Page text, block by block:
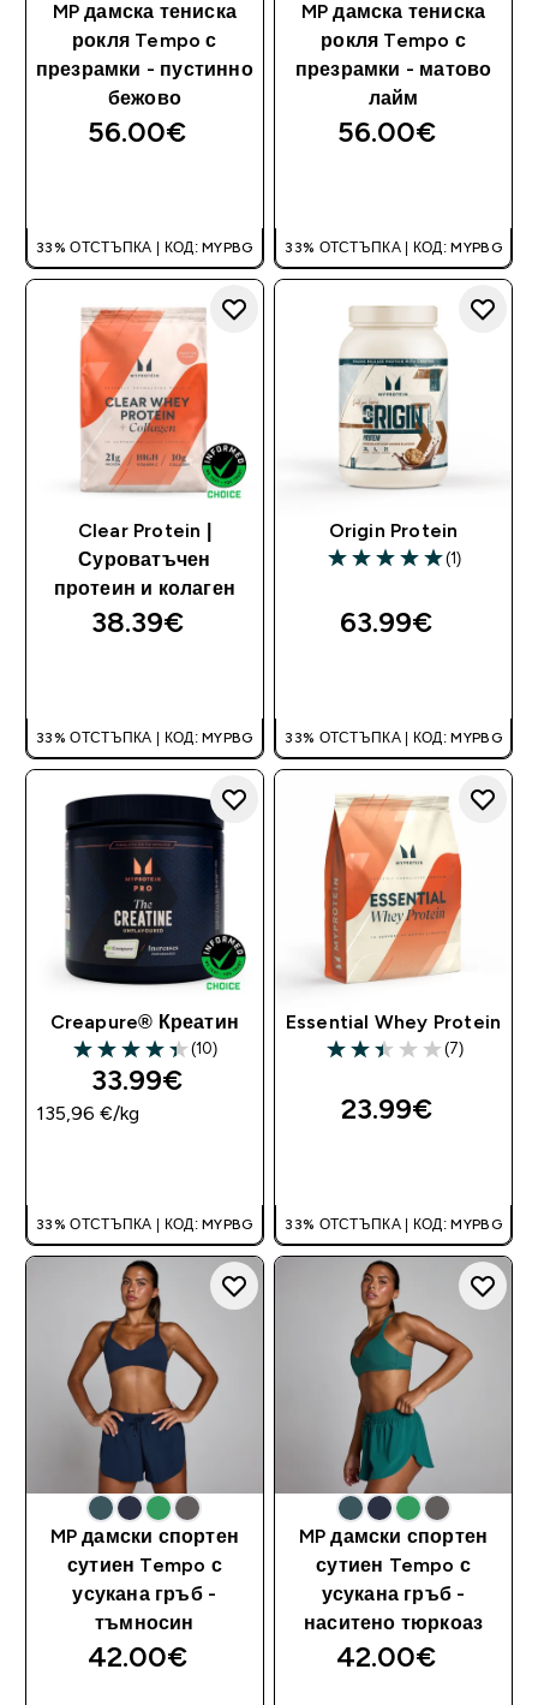
MP дамска тениска
рокля Tempo с
презрамки - пустинно
бежово
56.00€‎
33% ОТСТЪПКА | КОД: MYPBG
MP дамска тениска
рокля Tempo с
презрамки - матово
лайм
56.00€‎
33% ОТСТЪПКА | КОД: MYPBG
Clear Protein |
Суроватъчен
протеин и колаген
38.39€‎
33% ОТСТЪПКА | КОД: MYPBG
Origin Protein
5 out of 5 stars
(1)
63.99€‎
33% ОТСТЪПКА | КОД: MYPBG
Creapure® Креатин
4.4 out of 5 stars
(10)
33.99€‎
135,96 €‎/kg
33% ОТСТЪПКА | КОД: MYPBG
Essential Whey Protein
2.43 out of 5 stars
(7)
23.99€‎
33% ОТСТЪПКА | КОД: MYPBG
MP дамски спортен
сутиен Tempo с
усукана гръб -
тъмносин
42.00€‎
MP дамски спортен
сутиен Tempo с
усукана гръб -
наситено тюркоаз
42.00€‎